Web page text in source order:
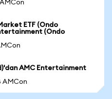
ETF (Ondo
(Ondo
AMC Entertainment
AMCon